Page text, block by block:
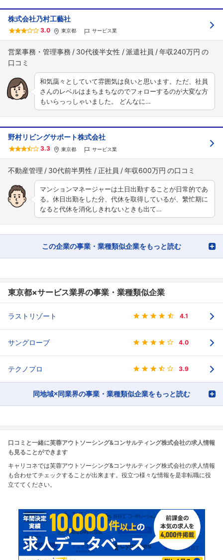
株式会社乃村工藝社
3.0 東京都 サービス業
営業事務・管理事務 30代後半女性 派遣社員 年収240万円
和気藹々としていて雰囲気は良いと思います。ただ、社員
さんのレベルはまちまちなのでフォローするのが大変な方
もいらっっしゃいました。 どんなに…
野村リビングサポート株式会社
3.3 東京都 サービス業
不動産管理 30代前半男性 正社員 年収600万円
マンションマネージャーは土日出勤することが日常的であ
る。休日出勤をした分、代休を取得しているが、繁忙期に
なると代休を消化しきれないときも出て…
この企業の事業・業種類似企業をもっと読む
東京都×サービス業界の事業・業種類似企業
ラストリゾート 4.1
サングローブ 4.0
テクノプロ 3.9
同地域×同業界の事業・業種類似企業をもっと読む
口コミと一緒に芙蓉アウトソーシング&コンサルティング株式会社の求人情報
も見ることができます
キャリコネでは芙蓉アウトソーシング&コンサルティング株式会社の求人情報
も合わせてチェックすることが出来ます。役立つ様々な情報を是非転職に役
立ててください。